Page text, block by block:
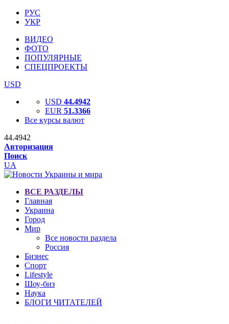
РУС
УКР
ВИДЕО
ФОТО
ПОПУЛЯРНЫЕ
СПЕЦПРОЕКТЫ
USD
USD 44.4942
EUR 51.3366
Все курсы валют
44.4942
Авторизация
Поиск
UA
ВСЕ РАЗДЕЛЫ
Главная
Украина
Город
Мир
Все новости раздела
Россия
Бизнес
Спорт
Lifestyle
Шоу-биз
Наука
БЛОГИ ЧИТАТЕЛЕЙ